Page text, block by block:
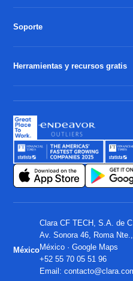
Soporte
Herramientas y recursos gratis
México
Clara CF TECH, S.A. de
Av. Sonora 46, Roma
México ·Google Maps
+52 55 70 05 51 96
Email: